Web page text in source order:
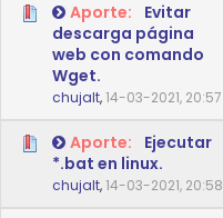
Aporte:
Evitar
descarga página
web con comando
Wget.
chujalt,14-03-2021, 20:57
Aporte:
Ejecutar
*.bat en linux.
chujalt,14-03-2021, 20:58